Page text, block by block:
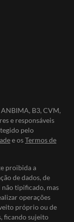
B3, CVM,
e responsáveis
pelo
e osTermos de
proibida a
de dados, de
tipificado, mas
operações
próprio ou de
ficando sujeito